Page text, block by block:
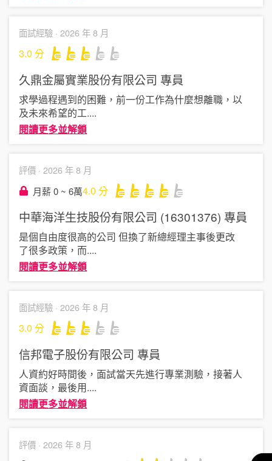
面試經驗 · 2026 年 8 月
3.0 分
久鼎金屬實業股份有限公司 專員
求學過程遇到的困難，前一份工作為什麼想離職，以
及未來希望的工....
閱讀更多並解鎖
評價 · 2026 年 8 月
月薪 0 ~ 6萬4.0 分
中華海洋生技股份有限公司 (16301376) 專員
是個自由度很高的公司 但換了新總經理主事後更改
了很多政策，而....
閱讀更多並解鎖
面試經驗 · 2026 年 8 月
3.0 分
信邦電子股份有限公司 專員
人資約好時間後，面試當天先進行專業測驗，接著人
資面談，最後用....
閱讀更多並解鎖
評價 · 2026 年 8 月